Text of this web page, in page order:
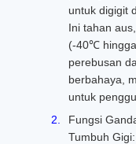
untuk digigit
Ini tahan
(-40℃
perebusan
berbahaya,
untuk
Fungsi
Tumbuh